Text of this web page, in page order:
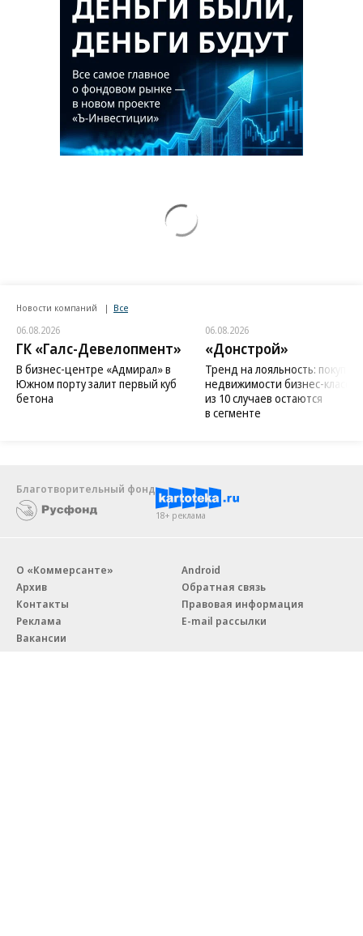
Новости компаний Все
06.08.2026
ГК «Галс-Девелопмент»
В бизнес-центре «Адмирал» в
Южном порту залит первый куб
бетона
06.08.2026
«Донстрой»
Тренд на лояльность:
недвижимости бизнес-класса
из 10 случаев остаются
в сегменте
Благотворительный фонд
18+ реклама
О «Коммерсанте»
Архив
Контакты
Реклама
Вакансии
Android
Обратная связь
Правовая информация
E-mail рассылки